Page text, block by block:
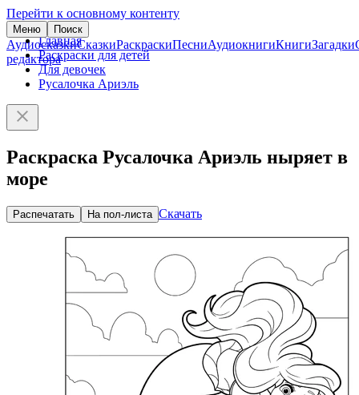
Перейти к основному контенту
Меню Поиск
АудиосказкиСказкиРаскраскиПесниАудиокнигиКнигиЗагадки
редактора
Главная
Раскраски для детей
Для девочек
Русалочка Ариэль
Раскраска Русалочка Ариэль ныряет в
море
Распечатать На пол-листа Скачать